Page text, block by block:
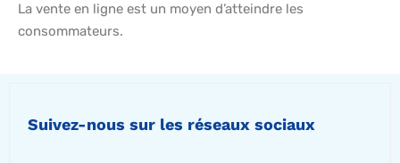
La vente en ligne est un moyen d’atteindre les
consommateurs.
Suivez-nous sur les réseaux sociaux